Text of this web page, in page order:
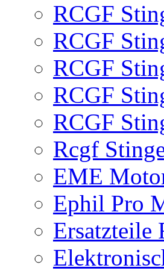
RCGF
RCGF
RCGF
RCGF
RCGF
Rcgf
EME
Ephil Pro
Ersatzteile